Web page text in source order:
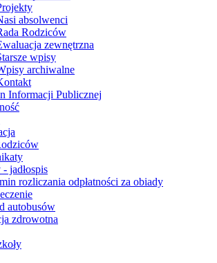
absolwenci
Rodziców
zewnętrzna
wpisy
archiwalne
Informacji Publicznej
jadłospis
rozliczania odpłatności za obiady
autobusów
zdrowotna